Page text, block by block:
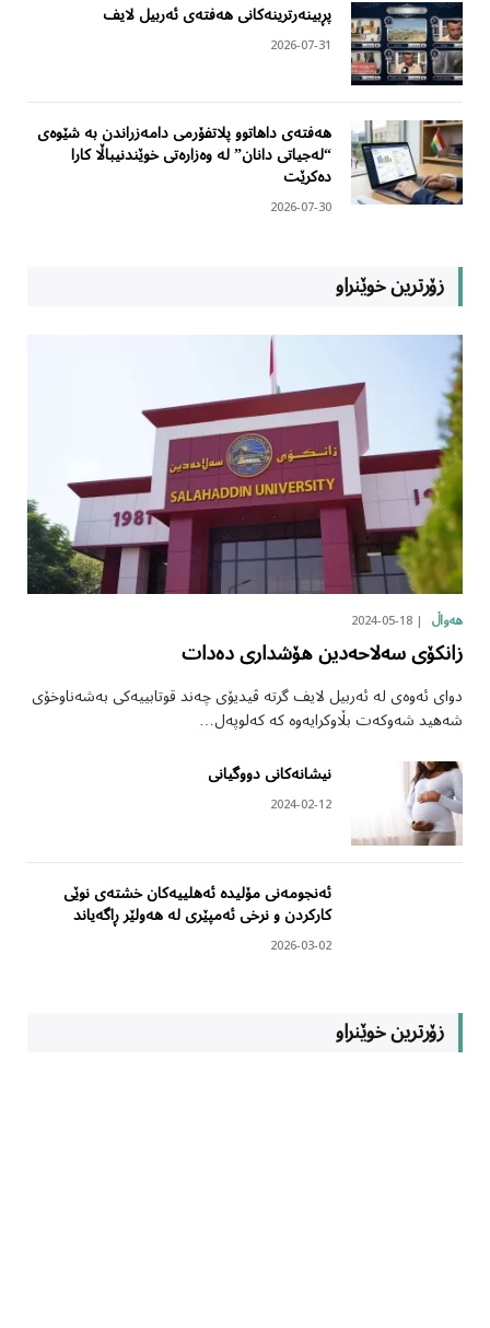
پڕبینەرترینەکانی هەفتەی ئەربیل لایف
2026-07-31
هەفتەی داهاتوو پلاتفۆرمی دامەزراندن بە شێوەی
“لەجیاتی دانان” لە وەزارەتی خوێندنیباڵا کارا
دەکرێت
2026-07-30
زۆرترین خوێنراو
هەواڵ 2024-05-18
زانکۆی سەلاحەدین هۆشداری دەدات
دوای ئەوەی لە ئەربیل لایف گرتە ڤیدیۆی چەند قوتابییەکی بەشەناوخۆی
شەهید شەوکەت بڵاوکرایەوە کە کەلوپەل…
نیشانەکانی دووگیانی
2024-02-12
ئەنجومەنی مۆلیدە ئەهلییەکان خشتەی نوێی
کارکردن و نرخی ئەمپێری لە هەولێر ڕاگەیاند
2026-03-02
زۆرترین خوێنراو